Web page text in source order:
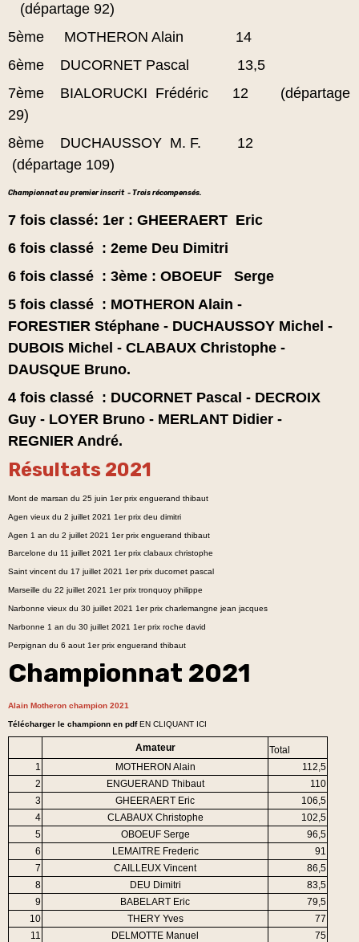
(départage 92)
5ème MOTHERON Alain 14
6ème DUCORNET Pascal 13,5
7ème BIALORUCKI Frédéric 12
(départage
29)
8ème DUCHAUSSOY M. F. 12
(départage 109)
Championnat au premier inscrit - Trois récompensés.
7 fois classé: 1er : GHEERAERT Eric
6 fois classé : 2eme Deu Dimitri
6 fois classé : 3ème : OBOEUF Serge
5 fois classé : MOTHERON Alain -
FORESTIER Stéphane - DUCHAUSSOY Michel -
DUBOIS Michel - CLABAUX Christophe -
DAUSQUE Bruno.
4 fois classé : DUCORNET Pascal - DECROIX
Guy - LOYER Bruno - MERLANT Didier -
REGNIER André.
Résultats 2021
Mont de marsan du 25 juin 1er prix enguerand thibaut
Agen vieux du 2 juillet 2021 1er prix deu dimitri
Agen 1 an du 2 juillet 2021 1er prix enguerand thibaut
Barcelone du 11 juillet 2021 1er prix clabaux christophe
Saint vincent du 17 juillet 2021 1er prix ducornet pascal
Marseille du 22 juillet 2021 1er prix tronquoy philippe
Narbonne vieux du 30 juillet 2021 1er prix charlemangne jean jacques
Narbonne 1 an du 30 juillet 2021 1er prix roche david
Perpignan du 6 aout 1er prix enguerand thibaut
Championnat 2021
Alain Motheron champion 2021
Télécharger le championn en pdfEN CLIQUANT ICI
Amateur
Total
1
MOTHERON Alain
112,5
2
ENGUERAND Thibaut
110
3
GHEERAERT Eric
106,5
4
CLABAUX Christophe
102,5
5
OBOEUF Serge
96,5
6
LEMAITRE Frederic
91
7
CAILLEUX Vincent
86,5
8
DEU Dimitri
83,5
9
BABELART Eric
79,5
10
THERY Yves
77
11
DELMOTTE Manuel
75